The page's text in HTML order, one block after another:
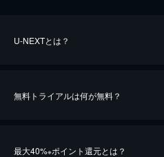
U-NEXTとは？
無料トライアルは何が無料？
最大40%※ポイント還元とは？